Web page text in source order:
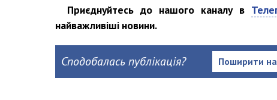
Приєднуйтесь до нашого каналу в
найважливіші новини.
Сподобалась публікація? Поширити